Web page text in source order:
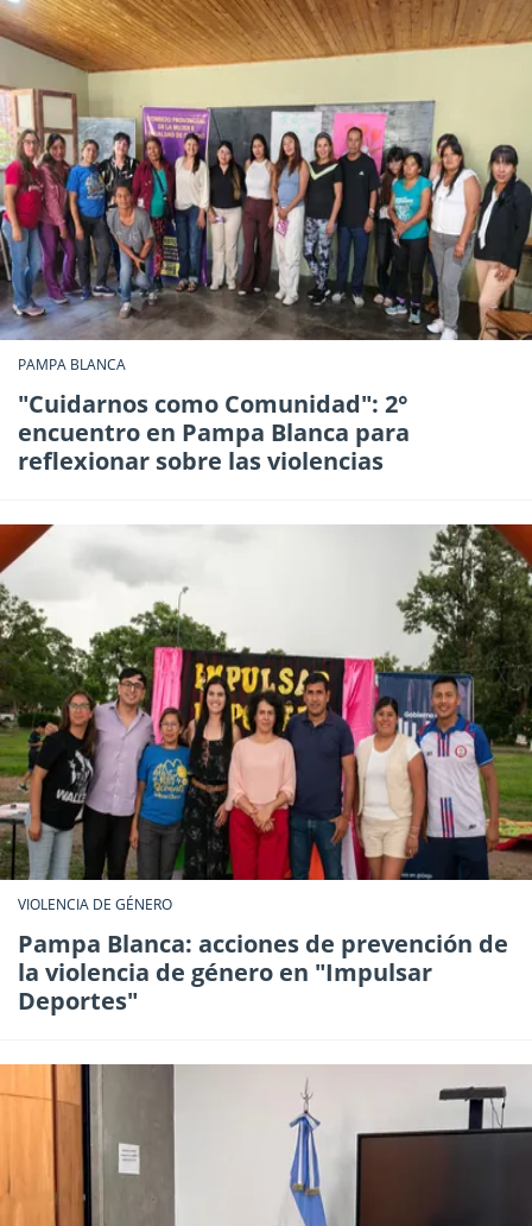
PAMPA BLANCA
"Cuidarnos como Comunidad": 2°
encuentro en Pampa Blanca para
reflexionar sobre las violencias
VIOLENCIA DE GÉNERO
Pampa Blanca: acciones de prevención de
la violencia de género en "Impulsar
Deportes"